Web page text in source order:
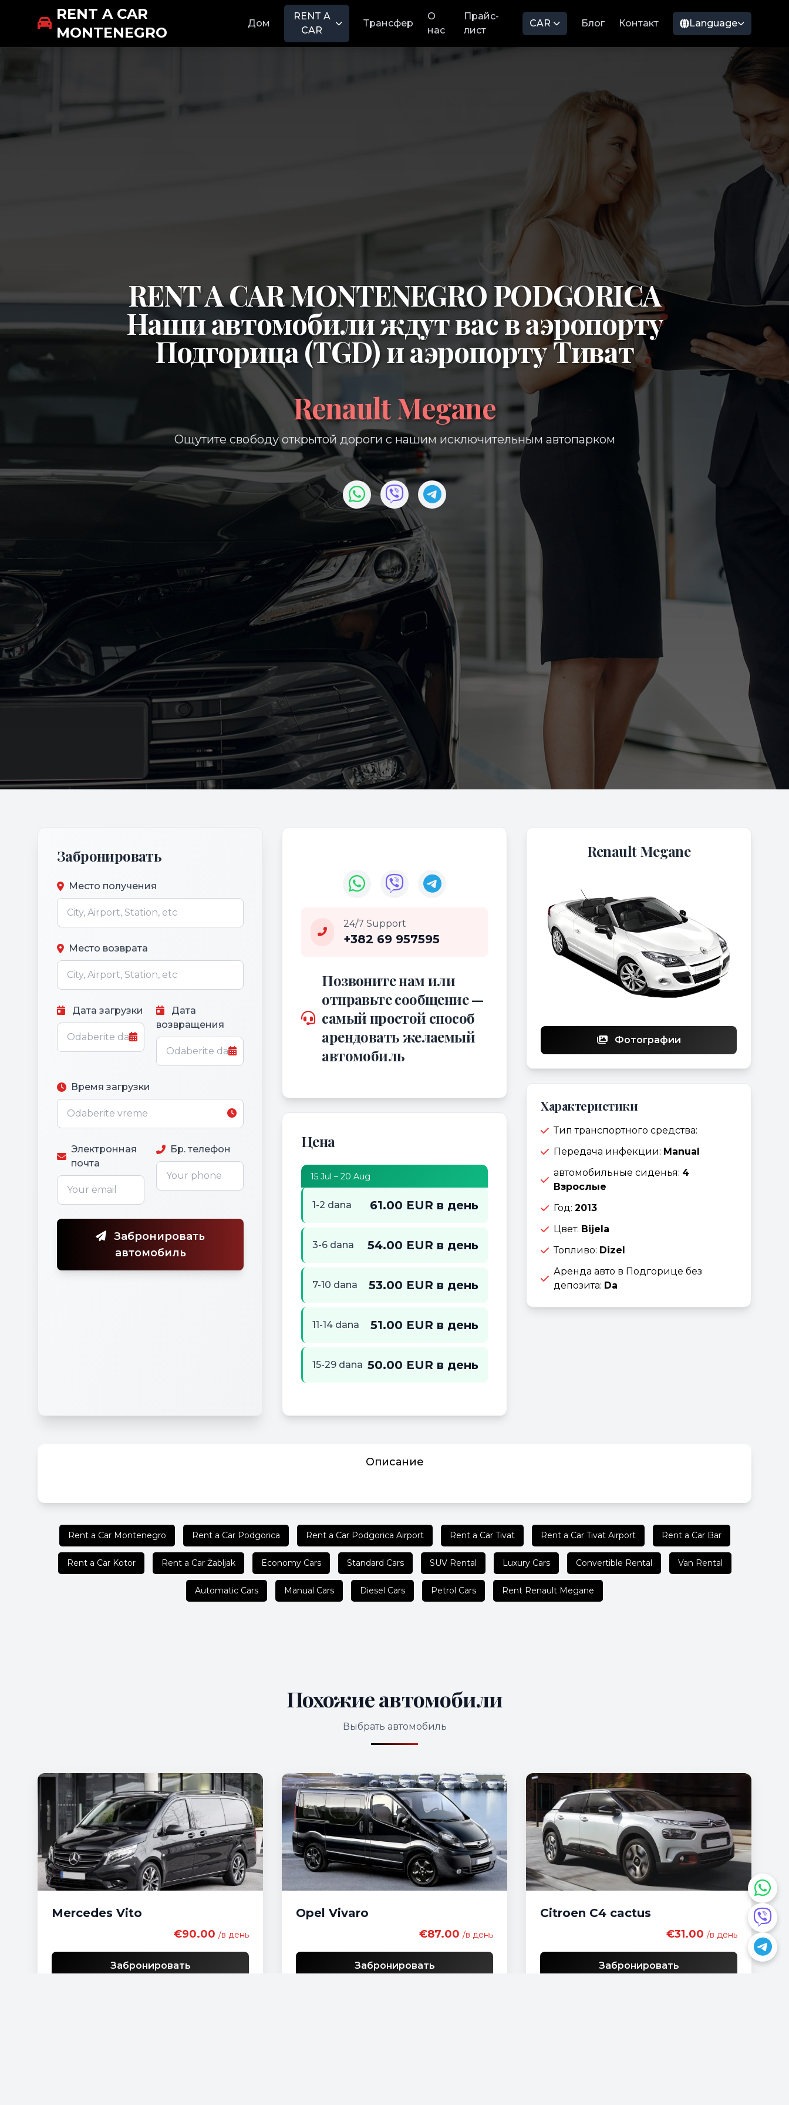
RENT A CAR
MONTENEGRO
Дом
RENT A
CAR
Трансфер
О
нас
Прайс-
лист
CAR Блог Контакт Language
RENT A CAR MONTENEGRO PODGORICA
Наши автомобили ждут вас ваэропорту
Подгорица (TGD)иаэропорту Тиват
Renault Megane
Ощутите свободу открытой дороги с нашим исключительным автопарком
Забронировать
Место получения
Место возврата
Дата загрузки
Дата
возвращения
Время загрузки
Электронная
почта
Бр. телефон
Забронировать
автомобиль
24/7 Support
+382 69 957595
Позвоните нам или
отправьте сообщение —
самый простой способ
арендовать желаемый
автомобиль
Цена
15 Jul – 20 Aug
1-2 dana 61.00 EUR в день
3-6 dana 54.00 EUR в день
7-10 dana 53.00 EUR в день
11-14 dana 51.00 EUR в день
15-29 dana 50.00 EUR в день
Renault Megane
Фотографии
Характеристики
Тип транспортного средства:
Передача инфекции: Manual
автомобильные сиденья: 4
Взрослые
Год: 2013
Цвет: Bijela
Топливо: Dizel
Аренда авто в Подгорице без
депозита: Da
Описание
Rent a Car Montenegro Rent a Car Podgorica Rent a Car Podgorica Airport Rent a Car Tivat Rent a Car Tivat Airport Rent a Car Bar
Rent a Car Kotor Rent a Car Žabljak Economy Cars Standard Cars SUV Rental Luxury Cars Convertible Rental Van Rental
Automatic Cars Manual Cars Diesel Cars Petrol Cars Rent Renault Megane
Похожие автомобили
Выбрать автомобиль
Mercedes Vito
€90.00 /в день
Забронировать
Opel Vivaro
€87.00 /в день
Забронировать
Citroen C4 cactus
€31.00 /в день
Забронировать